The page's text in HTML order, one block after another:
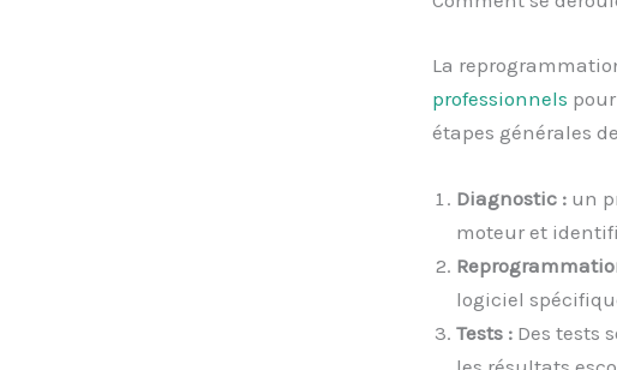
La
professionnels
étapes générales
Diagnostic :un
moteur et
logiciel
Tests :Des tests